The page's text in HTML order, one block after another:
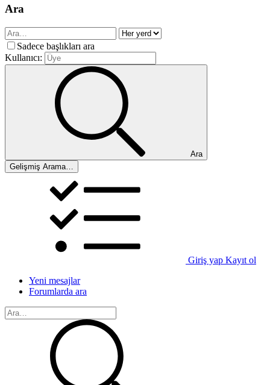
Ara
Sadece başlıkları ara
Kullanıcı:
Ara
Gelişmiş Arama…
Giriş yap Kayıt ol
Yeni mesajlar
Forumlarda ara